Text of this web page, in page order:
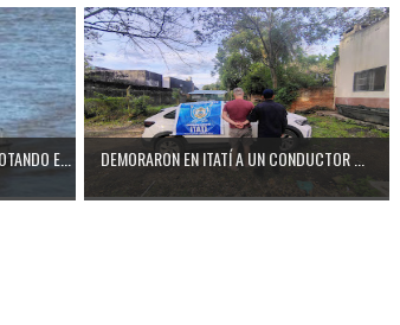
E... DEMORARON EN ITATÍ A UN CONDUCTOR ...